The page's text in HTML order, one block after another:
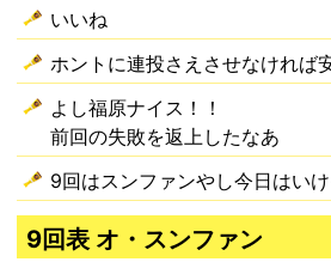
いいね
ホントに連投さえさせなければ
よし福原ナイス！！
前回の失敗を返上したなあ
9回はスンファンやし今日はい
9回表 オ・スンファン